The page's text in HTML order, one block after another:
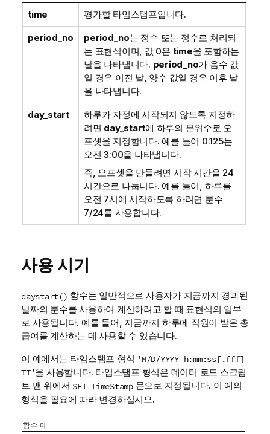
time 평가할 타임스탬프입니다.
period_no period_no는 정수 또는 정수로 처리되
는 표현식이며, 값 0은 time을 포함하는
날을 나타냅니다. period_no가 음수 값
일 경우 이전 날, 양수 값일 경우 이후 날
을 나타냅니다.
day_start
하루가 자정에 시작되지 않도록 지정하
려면 day_start에 하루의 분위수로 오
프셋을 지정합니다. 예를 들어 0.125는
오전 3:00을 나타냅니다.
즉, 오프셋을 만들려면 시작 시간을 24
시간으로 나눕니다. 예를 들어, 하루를
오전 7시에 시작하도록 하려면 분수
7/24를 사용합니다.
사용 시기
daystart() 함수는 일반적으로 사용자가 지금까지 경과된
날짜의 분수를 사용하여 계산하려고 할 때 표현식의 일부
로 사용됩니다. 예를 들어, 지금까지 하루에 직원이 받은 총
급여를 계산하는 데 사용할 수 있습니다.
이 예에서는 타임스탬프 형식 'M/D/YYYY h:mm:ss[.fff]
TT'을 사용합니다. 타임스탬프 형식은 데이터 로드 스크립
트 맨 위에서 SET TimeStamp문으로 지정됩니다. 이 예의
형식을 필요에 따라 변경하십시오.
함수 예